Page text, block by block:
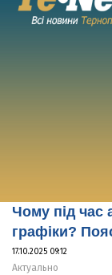
Чому під час
графіки?
17.10.2025 09:12
Актуально